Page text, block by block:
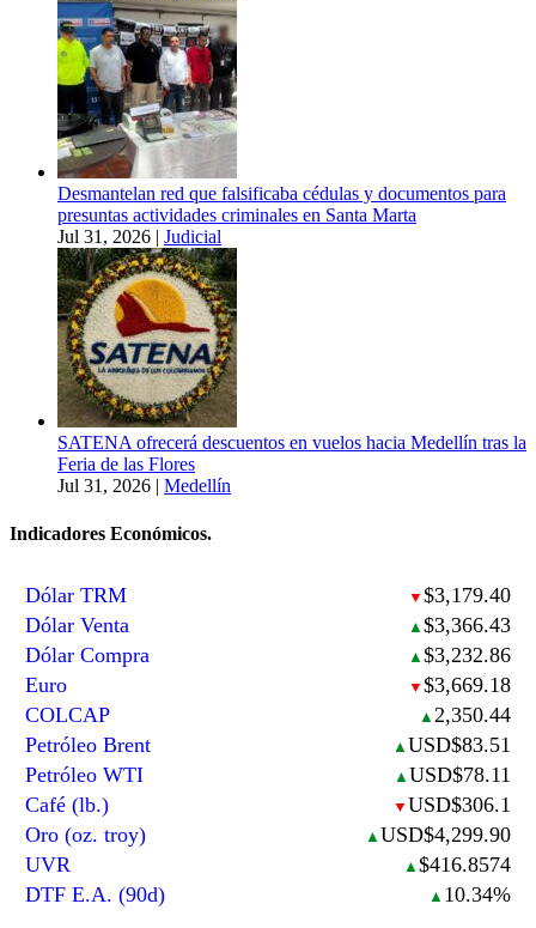
Desmantelan red que falsificaba cédulas y documentos para
presuntas actividades criminales en Santa Marta
Jul 31, 2026 | Judicial
SATENA ofrecerá descuentos en vuelos hacia Medellín tras la
Feria de las Flores
Jul 31, 2026 | Medellín
Indicadores Económicos.
Dólar TRM ▼ $3,179.40
Dólar Venta
▲ $3,366.43
Dólar Compra
▲ $3,232.86
Euro
▼ $3,669.18
COLCAP
▲ 2,350.44
Petróleo Brent
▲ USD$83.51
Petróleo WTI
▲ USD$78.11
Café (lb.)
▼ USD$306.1
Oro (oz. troy)
▲ USD$4,299.90
UVR
▲ $416.8574
DTF E.A. (90d)
▲ 10.34%